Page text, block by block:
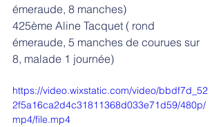
émeraude, 8 manches)
425ème Aline Tacquet ( rond
émeraude, 5 manches de courues sur
8, malade 1 journée)
https://video.wixstatic.com/video/bbdf7d_52
2f5a16ca2d4c31811368d033e71d59/480p/
mp4/file.mp4